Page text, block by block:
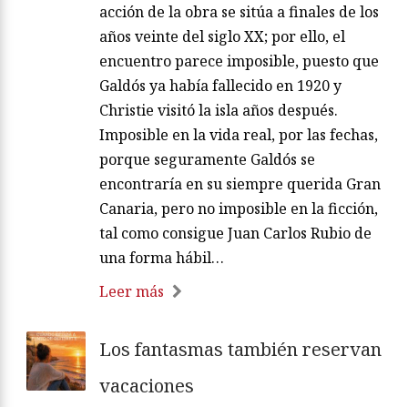
acción de la obra se sitúa a finales de los
años veinte del siglo XX; por ello, el
encuentro parece imposible, puesto que
Galdós ya había fallecido en 1920 y
Christie visitó la isla años después.
Imposible en la vida real, por las fechas,
porque seguramente Galdós se
encontraría en su siempre querida Gran
Canaria, pero no imposible en la ficción,
tal como consigue Juan Carlos Rubio de
una forma hábil…
Leer más
Los fantasmas también reservan
vacaciones